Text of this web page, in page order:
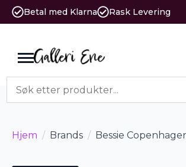
Betal med Klarna Rask Levering
Hjem Brands Bessie